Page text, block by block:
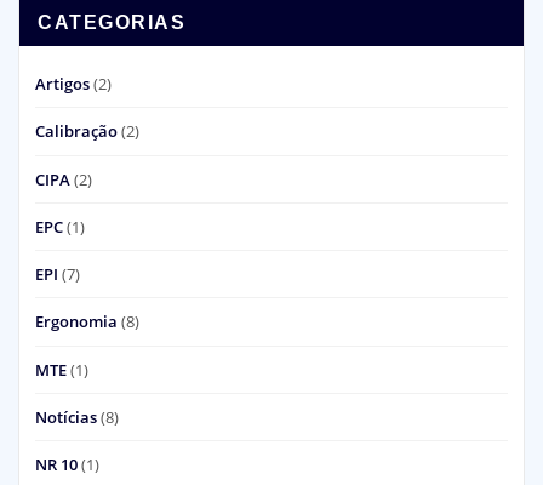
CATEGORIAS
Artigos(2)
Calibração(2)
CIPA(2)
EPC(1)
EPI (7)
Ergonomia (8)
MTE(1)
Notícias(8)
NR 10(1)